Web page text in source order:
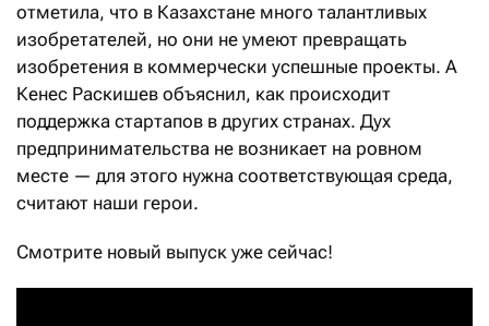
отметила, что в Казахстане много талантливых
изобретателей, но они не умеют превращать
изобретения в коммерчески успешные проекты. А
Кенес Раскишев объяснил, как происходит
поддержка стартапов в других странах. Дух
предпринимательства не возникает на ровном
месте — для этого нужна соответствующая среда,
считают наши герои.
Смотрите новый выпуск уже сейчас!